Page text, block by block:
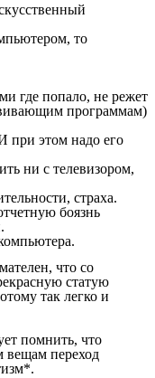
то
где попало, не режет
программам)
при этом надо его
ни с телевизором,
страха.
боязнь
что со
статую
так легко и
помнить, что
вещам переход